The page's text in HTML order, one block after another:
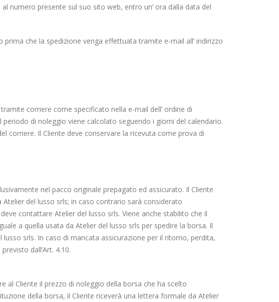
numero presente sul suo sito web, entro un’ ora dalla data del
che la spedizione venga effettuata tramite e-mail all’ indirizzo
corriere come specificato nella e-mail dell’ ordine di
di noleggio viene calcolato seguendo i giorni del calendario.
corriere. Il Cliente deve conservare la ricevuta come prova di
nel pacco originale prepagato ed assicurato. Il Cliente
del lusso srls; in caso contrario sarà considerato
contattare Atelier del lusso srls. Viene anche stabilito che il
a quella usata da Atelier del lusso srls per spedire la borsa. Il
srls. In caso di mancata assicurazione per il ritorno, perdita,
dall’Art. 4.10.
al Cliente il prezzo di noleggio della borsa che ha scelto
della borsa, il Cliente riceverà una lettera formale da Atelier